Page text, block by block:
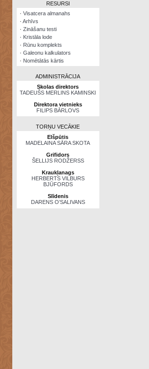
RESURSI
· Visatcera almanahs
· Arhīvs
· Zināšanu testi
· Kristāla lode
· Rūnu komplekts
· Galeonu kalkulators
· Nomētātās kārtis
ADMINISTRĀCIJA
Skolas direktors
TADEUŠS MERLINS KAMINSKI
Direktora vietnieks
FILIPS BĀRLOVS
TORŅU VECĀKIE
Elšpūtis
MADELAINA SĀRA SKOTA
Grifidors
ŠELLIJS RODŽERSS
Kraukļanags
HERBERTS VILBURS
BJŪFORDS
Slīdenis
DARENS O’SALIVANS